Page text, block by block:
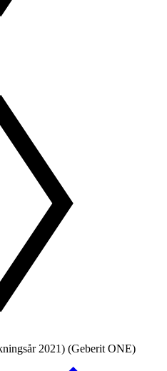
2021) (Geberit ONE)